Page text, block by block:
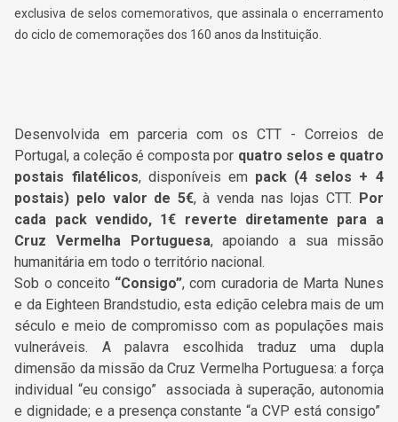
exclusiva de selos comemorativos, que assinala o encerramento
do ciclo de comemorações dos 160 anos da Instituição.
Desenvolvida em parceria com osCTT - Correios de
Portugal, a coleção é composta por quatro selos e quatro
postais filatélicos, disponíveis em pack (4 selos + 4
postais) pelo valor de 5€, à venda nas lojas CTT. Por
cada pack vendido, 1€ reverte diretamente para a
Cruz Vermelha Portuguesa, apoiando a sua missão
humanitária em todo o território nacional.
Sob o conceito “Consigo”, com curadoria de Marta Nunes
e da Eighteen Brandstudio, esta edição celebra mais de um
século e meio de compromisso com as populações mais
vulneráveis. A palavra escolhida traduz uma dupla
dimensão da missão da Cruz Vermelha Portuguesa: a força
individual “eu consigo” associada à superação, autonomia
e dignidade; e a presença constante “a CVP está consigo”